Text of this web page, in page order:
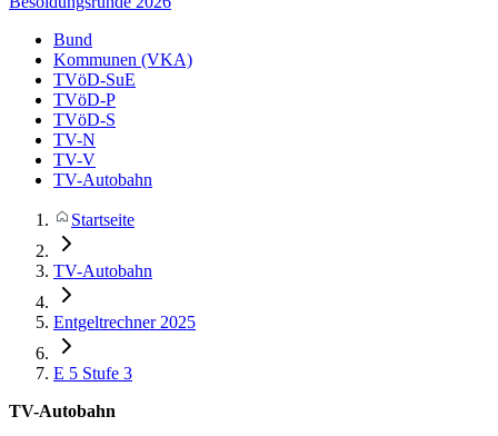
Bund
Kommunen (VKA)
TVöD-SuE
TVöD-P
TVöD-S
TV-N
TV-V
TV-Autobahn
Startseite
TV-Autobahn
Entgeltrechner 2025
E 5 Stufe 3
TV-Autobahn